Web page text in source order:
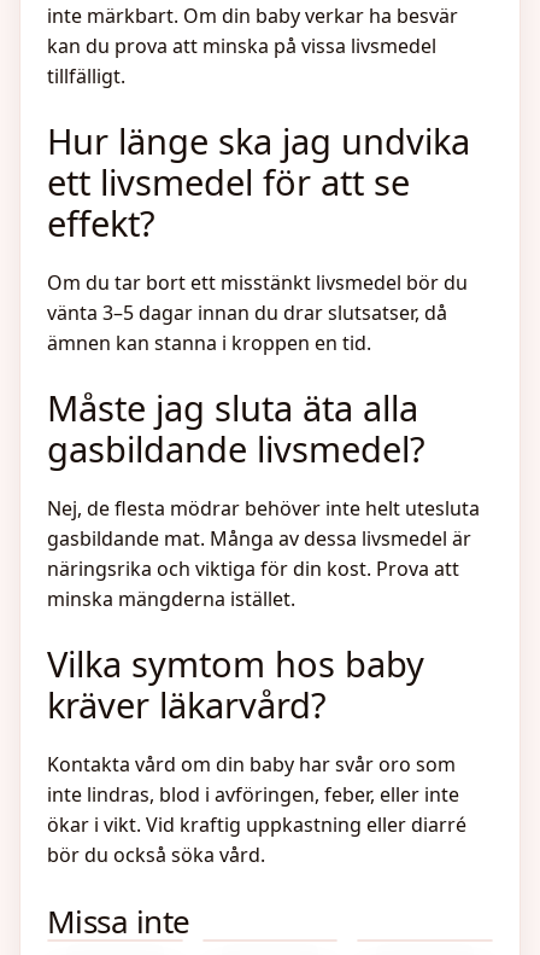
inte märkbart. Om din baby verkar ha besvär
kan du prova att minska på vissa livsmedel
tillfälligt.
Hur länge ska jag undvika
ett livsmedel för att se
effekt?
Om du tar bort ett misstänkt livsmedel bör du
vänta 3–5 dagar innan du drar slutsatser, då
ämnen kan stanna i kroppen en tid.
Måste jag sluta äta alla
gasbildande livsmedel?
Nej, de flesta mödrar behöver inte helt utesluta
gasbildande mat. Många av dessa livsmedel är
näringsrika och viktiga för din kost. Prova att
minska mängderna istället.
Vilka symtom hos baby
kräver läkarvård?
Kontakta vård om din baby har svår oro som
inte lindras, blod i avföringen, feber, eller inte
ökar i vikt. Vid kraftig uppkastning eller diarré
bör du också söka vård.
Missa inte
man se
Skam i